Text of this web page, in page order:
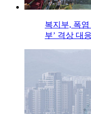
복지부, 폭
부’ 격상 대응